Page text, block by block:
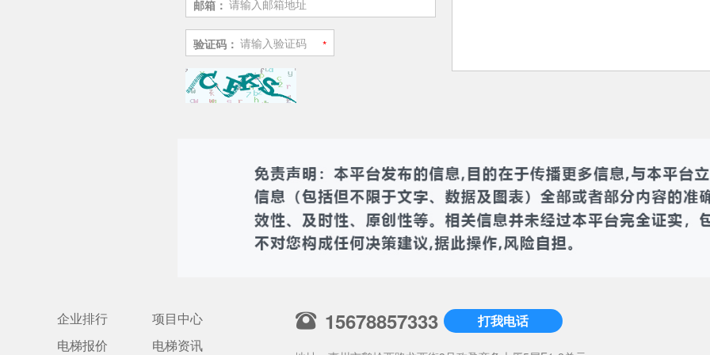
邮箱：
验证码：
企业排行
项目中心
电梯报价
电梯资讯
15678857333 打我电话